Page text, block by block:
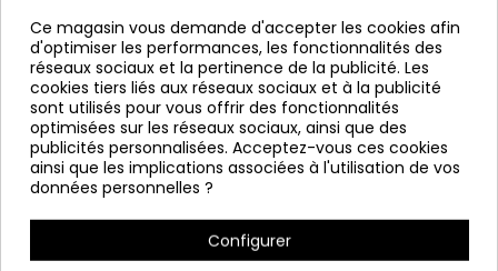
Référence 5023
Chaise brassée en PU brun, avec assise et dossier
rembourré.
Patas en métal noir.
Ça sert à démanteler.
Largeur: 57 cm
Hauteur: 87 cm 日本語 Hauteur sur le siège: 48 cm
Ce magasin vous demande d'accepter les cookies afin
d'optimiser les performances, les fonctionnalités des
réseaux sociaux et la pertinence de la publicité. Les
cookies tiers liés aux réseaux sociaux et à la publicité
sont utilisés pour vous offrir des fonctionnalités
optimisées sur les réseaux sociaux, ainsi que des
publicités personnalisées. Acceptez-vous ces cookies
ainsi que les implications associées à l'utilisation de vos
données personnelles ?
Configurer